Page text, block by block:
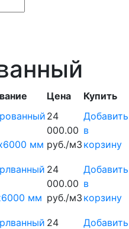
Цена
Купить
мм
24
000.00
руб./м3
Добавить
в
корзину
мм
24
000.00
руб./м3
Добавить
в
корзину
24
Добавить